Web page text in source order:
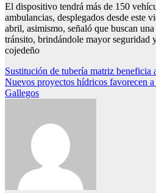
El dispositivo tendrá más de 150
ambulancias, desplegados desde este
abril, asimismo, señaló que buscan
tránsito, brindándole mayor seguridad
cojedeño
Navegación
de
Sustitución de tubería matriz beneficia
Nuevos proyectos hídricos favorecen
Gallegos